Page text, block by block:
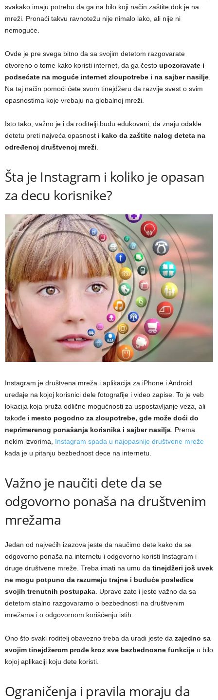
svakako imaju potrebu da ga na bilo koji način zaštite dok je na
mreži. Pronaći takvu ravnotežu nije nimalo lako, ali nije ni
nemoguće.
Ovde je pre svega bitno da sa svojim detetom razgovarate
otvoreno o tome kako koristi internet, da ga često upozoravate i
podsećate na moguće internet zloupotrebe i na sajber nasilje.
Na taj način pomoći ćete svom tinejdžeru da razvije svest o svim
opasnostima koje vrebaju na globalnoj mreži.
Isto tako, važno je i da roditelji budu edukovani, da znaju odakle
detetu preti najveća opasnost i kako da zaštite nalog deteta na
određenoj društvenoj mreži.
Šta je Instagram i koliko je opasan
za decu korisnike?
Instagram je društvena mreža i aplikacija za iPhone i Android
uređaje na kojoj korisnici dele fotografije i video zapise. To je veb
lokacija koja pruža odlične mogućnosti za uspostavljanje veza, ali
takođe i mesto pogodno za zloupotrebe, gde može doći do
neprimerenog ponašanja korisnika i sajber nasilja. Prema
nekim izvorima, Instagram spada u najopasnije društvene mreže
kada je u pitanju bezbednost dece na internetu.
Važno je naučiti dete da se
odgovorno ponaša na društvenim
mrežama
Jedan od najvećih izazova jeste da naučimo dete kako da se
odgovorno ponaša na internetu i odgovorno koristi Instagram i
druge društvene mreže. Treba imati na umu da tinejdžeri još uvek
ne mogu potpuno da razumeju trajne i buduće posledice
svojih trenutnih postupaka. Upravo zato i jeste važno da sa
detetom stalno razgovaramo o bezbednosti na društvenim
mrežama i o odgovornom korišćenju istih.
Ono što svaki roditelj obavezno treba da uradi jeste da zajedno sa
svojim tinejdžerom prođe kroz sve bezbednosne funkcije u bilo
kojoj aplikaciji koju dete koristi.
Ograničenja i pravila moraju da